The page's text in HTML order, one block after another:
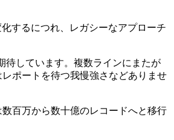
するにつれ、レガシーなアプローチ
待しています。複数ラインにまたが
ポートを待つ我慢強さなどありませ
百万から数十億のレコードへと移行